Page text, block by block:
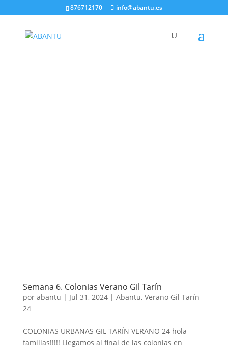
876712170 info@abantu.es
Semana 6. Colonias Verano Gil Tarín
por abantu | Jul 31, 2024| Abantu, Verano Gil Tarín
24
COLONIAS URBANAS GIL TARÍN VERANO 24 hola
familias!!!!! Llegamos al final de las colonias en